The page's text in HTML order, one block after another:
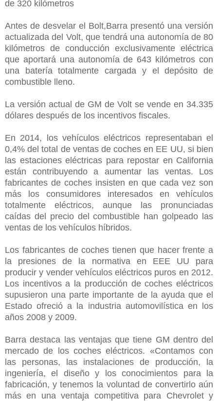
de 320 kilómetros
Antes de desvelar el Bolt,Barra presentó una versión
actualizada del Volt, que tendrá una autonomía de 80
kilómetros de conducción exclusivamente eléctrica
que aportará una autonomía de 643 kilómetros con
una batería totalmente cargada y el depósito de
combustible lleno.
La versión actual de GM de Volt se vende en 34.335
dólares después de los incentivos fiscales.
En 2014, los vehículos eléctricos representaban el
0,4% del total de ventas de coches en EE UU, si bien
las estaciones eléctricas para repostar en California
están contribuyendo a aumentar las ventas. Los
fabricantes de coches insisten en que cada vez son
más los consumidores interesados en vehículos
totalmente eléctricos, aunque las pronunciadas
caídas del precio del combustible han golpeado las
ventas de los vehículos híbridos.
Los fabricantes de coches tienen que hacer frente a
la presiones de la normativa en EEE UU para
producir y vender vehículos eléctricos puros en 2012.
Los incentivos a la producción de coches eléctricos
supusieron una parte importante de la ayuda que el
Estado ofreció a la industria automovilística en los
años 2008 y 2009.
Barra destaca las ventajas que tiene GM dentro del
mercado de los coches eléctricos. «Contamos con
las personas, las instalaciones de producción, la
ingeniería, el diseño y los conocimientos para la
fabricación, y tenemos la voluntad de convertirlo aún
más en una ventaja competitiva para Chevrolet y